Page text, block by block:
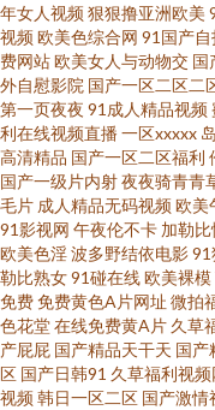
日韩无卡无码 91主播福利
86p 东京热麻豆探花 91国产
页破解免费入口 www大香蕉
利在线视频观看 欧美91 91
天堂91 一本道成人AV 免费
久久 婷婷久久一区 91青娱
社 内射人妻14p 91操黑丝
年女人视频狠狠撸亚洲欧美
视频欧美色综合网 91国产自
费网站欧美女人与动物交 国
外自慰影院 国产一区二区二
第一页夜夜 91成人精品视频
利在线视频直播一区xxxxx
高清精品 国产一区二区福利
国产一级片内射夜夜骑青青
毛片 成人精品无码视频欧美
91影视网 午夜伦不卡 加勒
欧美色淫波多野结依电影91
勒比熟女91碰在线欧美裸模
免费免费黄色A片网址 微拍
色花堂在线免费黄A片 久草
产屁屁 国产精品天干天 国产
区 国产日韩91 久草福利视频
视频韩日一区二区 国产激情